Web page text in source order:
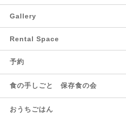
Gallery
Rental Space
予約
食の手しごと 保存食の会
おうちごはん